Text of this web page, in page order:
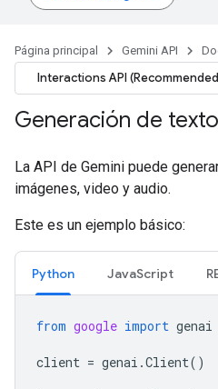
Página principal Gemini API
Interactions API
Generación de texto
La API de Gemini puede
imágenes, video y audio.
Este es un ejemplo básico:
Python JavaScript
from google import genai
client = genai .Client()